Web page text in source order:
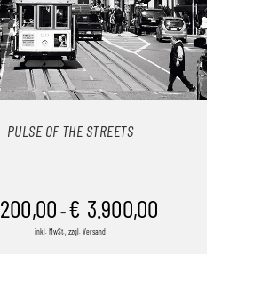
GEWÄHLT
WERDEN
DIESES
PULSE OF THE STREETS
200,00 – € 3.900,00
inkl. MwSt., zzgl. Versand